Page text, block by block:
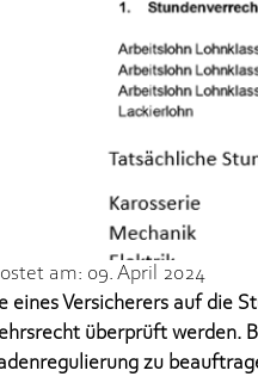
am: 09. April 2024
eines Versicherers auf die
überprüft werden.
zu